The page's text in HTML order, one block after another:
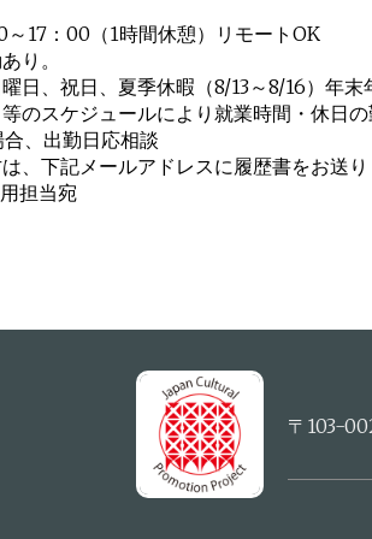
17：00（1時間休憩）リモートOK
り。
、祝日、夏季休暇（8/13～8/16）年末
スケジュールにより就業時間・休日の
、出勤日応相談
、下記メールアドレスに履歴書をお送り
担当宛
〒103-